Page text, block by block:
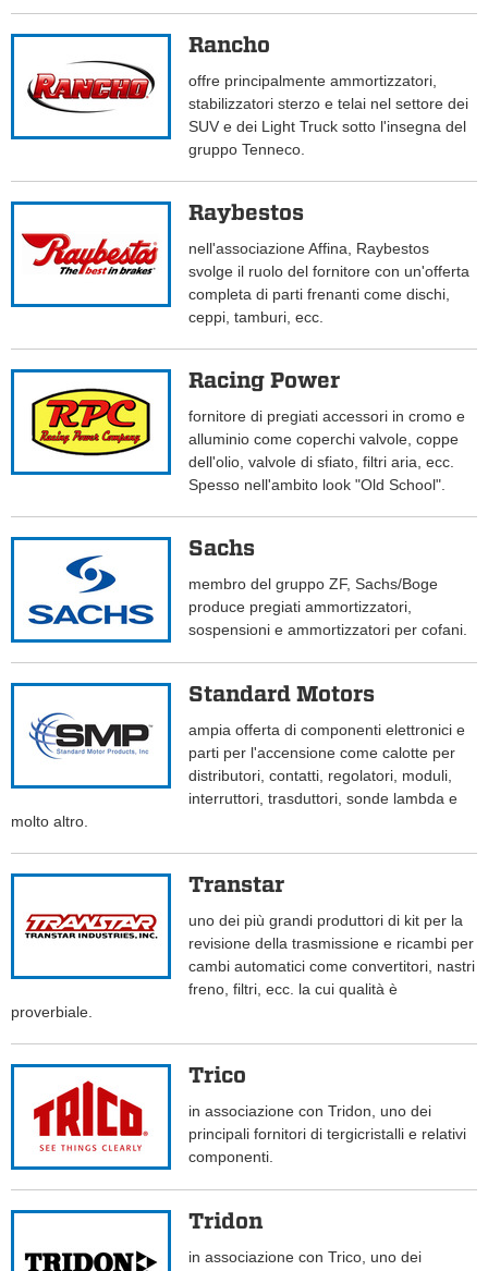
Rancho
offre principalmente ammortizzatori,
stabilizzatori sterzo e telai nel settore dei
SUV e dei Light Truck sotto l'insegna del
gruppo Tenneco.
Raybestos
nell'associazione Affina, Raybestos
svolge il ruolo del fornitore con un'offerta
completa di parti frenanti come dischi,
ceppi, tamburi, ecc.
Racing Power
fornitore di pregiati accessori in cromo e
alluminio come coperchi valvole, coppe
dell'olio, valvole di sfiato, filtri aria, ecc.
Spesso nell'ambito look "Old School".
Sachs
membro del gruppo ZF, Sachs/Boge
produce pregiati ammortizzatori,
sospensioni e ammortizzatori per cofani.
Standard Motors
ampia offerta di componenti elettronici e
parti per l'accensione come calotte per
distributori, contatti, regolatori, moduli,
interruttori, trasduttori, sonde lambda e
molto altro.
Transtar
uno dei più grandi produttori di kit per la
revisione della trasmissione e ricambi per
cambi automatici come convertitori, nastri
freno, filtri, ecc. la cui qualità è
proverbiale.
Trico
in associazione con Tridon, uno dei
principali fornitori di tergicristalli e relativi
componenti.
Tridon
in associazione con Trico, uno dei